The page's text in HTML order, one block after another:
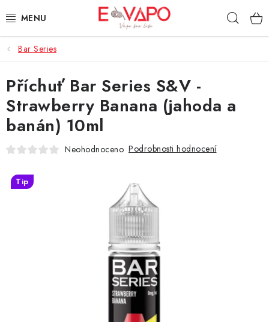
na
3D TISK
TIPY ZA DOBROU CENU
AROMATA A PŘÍCHUTĚ
BÁZE
E-LIQUIDY
ATOMIZÉRY A CARTRIDGE
Bar Series
Příchuť Bar Series S&V -
Strawberry Banana (jahoda a
banán) 10ml
Neohodnoceno Podrobnosti hodnocení
Tip